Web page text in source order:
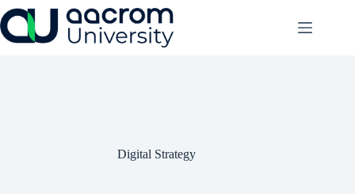
Saltar
al
contenido
Digital Strategy